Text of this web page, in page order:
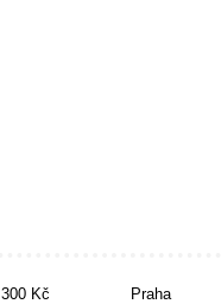
300 Kč
Praha